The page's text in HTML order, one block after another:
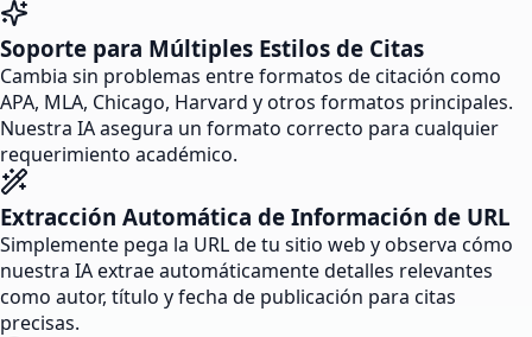
Soporte para Múltiples Estilos de Citas
Cambia sin problemas entre formatos de citación como
APA, MLA, Chicago, Harvard y otros formatos principales.
Nuestra IA asegura un formato correcto para cualquier
requerimiento académico.
Extracción Automática de Información de URL
Simplemente pega la URL de tu sitio web y observa cómo
nuestra IA extrae automáticamente detalles relevantes
como autor, título y fecha de publicación para citas
precisas.